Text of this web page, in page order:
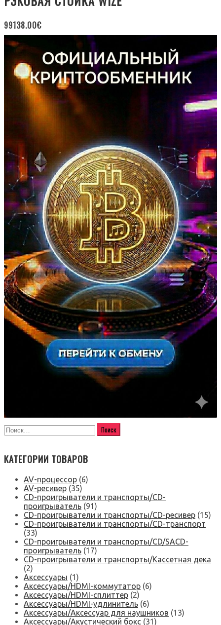
99138.00€
КАТЕГОРИИ ТОВАРОВ
AV-процессор (6)
AV-ресивер (35)
CD-проигрыватели и транспорты/CD-
проигрыватель (91)
CD-проигрыватели и транспорты/CD-ресивер (15)
CD-проигрыватели и транспорты/CD-транспорт
(33)
CD-проигрыватели и транспорты/CD/SACD-
проигрыватель (17)
CD-проигрыватели и транспорты/Кассетная дека
(2)
Аксессуары (1)
Аксессуары/HDMI-коммутатор (6)
Аксессуары/HDMI-сплиттер (2)
Аксессуары/HDMI-удлинитель (6)
Аксессуары/Аксессуар для наушников (13)
Аксессуары/Акустический бокс (31)